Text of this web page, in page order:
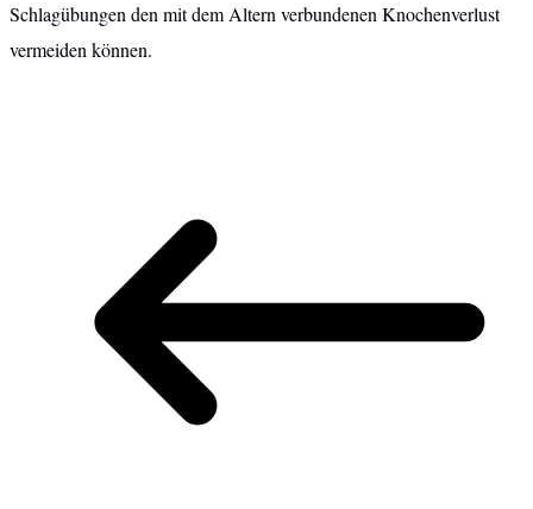
Schlagübungen den mit dem Altern verbundenen Knochenverlust
vermeiden können.